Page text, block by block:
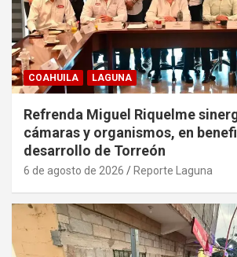
COAHUILA LAGUNA
Refrenda Miguel Riquelme
cámaras y organismos, en
desarrollo de Torreón
6 de agosto de 2026 Reporte Laguna